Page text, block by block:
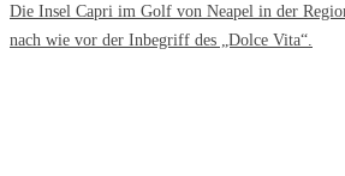
Die Insel Capri im Golf von Neapel in der
nach wie vor der Inbegriff des „Dolce Vita“.